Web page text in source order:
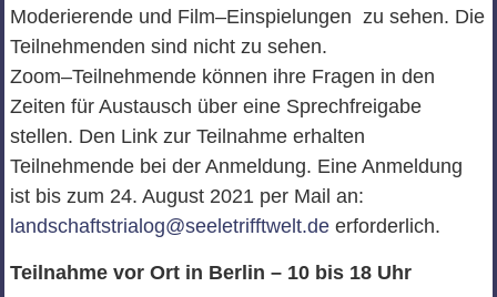
Moderierende und Film–Einspielungen zu sehen. Die
Teilnehmenden sind nicht zu sehen.
Zoom–Teilnehmende können ihre Fragen in den
Zeiten für Austausch über eine Sprechfreigabe
stellen. Den Link zur Teilnahme erhalten
Teilnehmende bei der Anmeldung. Eine Anmeldung
ist bis zum 24. August 2021 per Mail an:
landschaftstrialog@seeletrifftwelt.de erforderlich.
Teilnahme vor Ort in Berlin – 10 bis 18 Uhr